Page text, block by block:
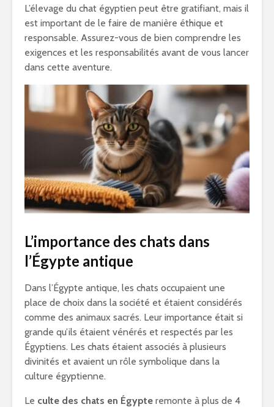
L’élevage du chat égyptien peut être gratifiant, mais il
est important de le faire de manière éthique et
responsable. Assurez-vous de bien comprendre les
exigences et les responsabilités avant de vous lancer
dans cette aventure.
L’importance des chats dans
l’Égypte antique
Dans l’Égypte antique, les chats occupaient une
place de choix dans la société et étaient considérés
comme des animaux sacrés. Leur importance était si
grande qu’ils étaient vénérés et respectés par les
Égyptiens. Les chats étaient associés à plusieurs
divinités et avaient un rôle symbolique dans la
culture égyptienne.
Le culte des chats en Égypte remonte à plus de 4